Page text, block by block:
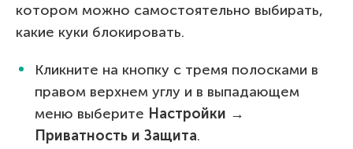
котором можно самостоятельно выбирать,
какие куки блокировать.
Кликните на кнопку с тремя полосками в
правом верхнем углу и в выпадающем
меню выберите Настройки →
Приватность и Защита.